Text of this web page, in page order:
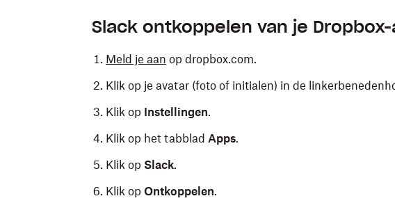
Slack ontkoppelen van je
Meld je aan op dropbox.com.
Klik op je avatar (foto of initialen) in de
Klik op Instellingen.
Klik op het tabblad Apps.
Klik op Slack.
Klik op Ontkoppelen.